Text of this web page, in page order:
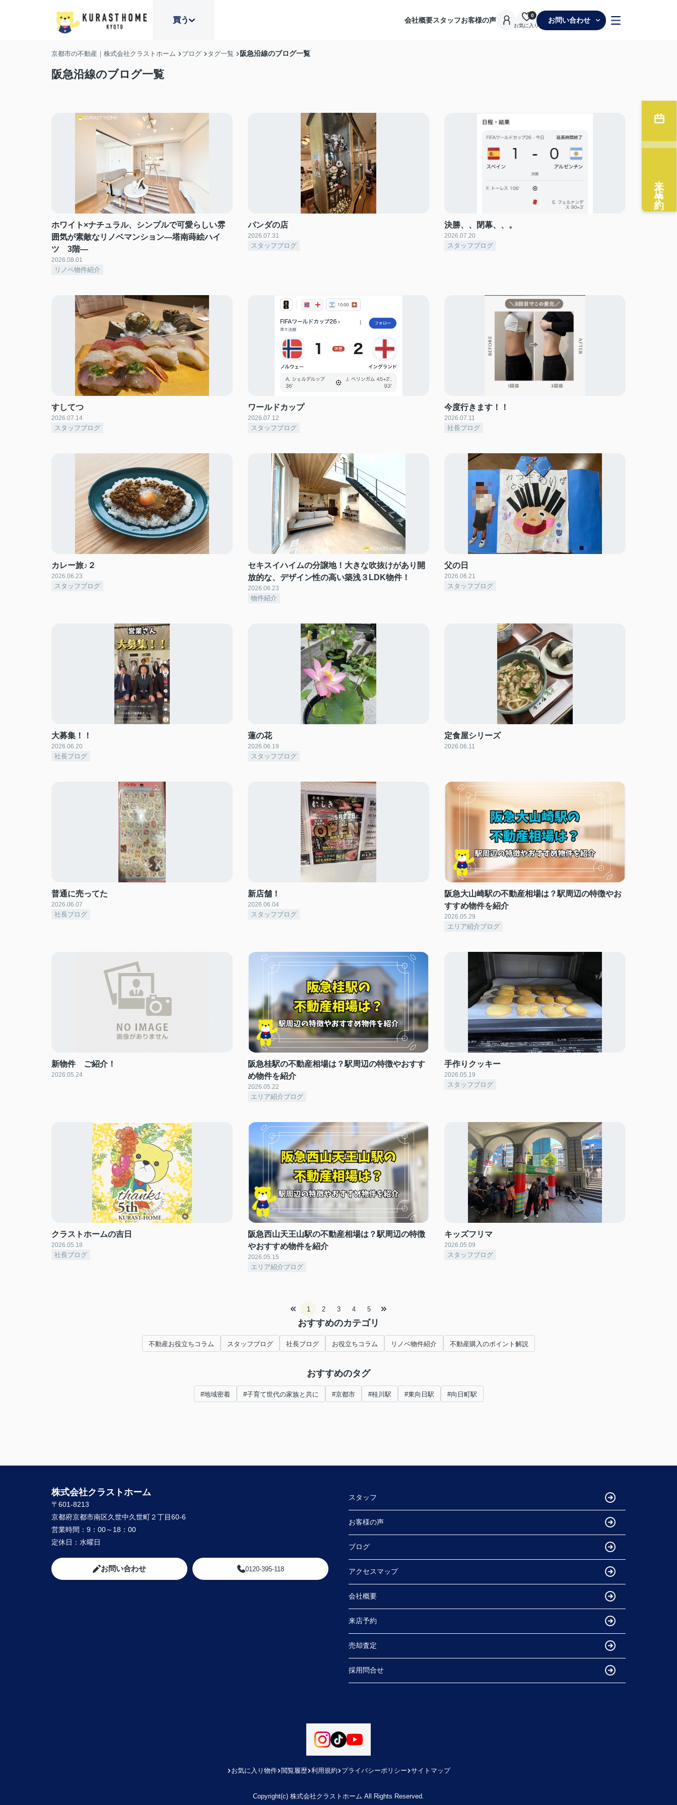
買う 会社概要スタッフお客様の声
お気に入り
0
お問い合わせ
京都市の不動産｜株式会社クラストホーム ブログ タグ一覧 阪急沿線のブログ一覧
阪急沿線のブログ一覧
ホワイト×ナチュラル、シンプルで可愛らしい雰
囲気が素敵なリノベマンション―塔南蒔絵ハイ
ツ 3階―
2026.08.01
リノベ物件紹介
パンダの店
2026.07.31
スタッフブログ
決勝、、閉幕、、。
2026.07.20
スタッフブログ
すしてつ
2026.07.14
スタッフブログ
ワールドカップ
2026.07.12
スタッフブログ
今度行きます！！
2026.07.11
社長ブログ
カレー旅♪２
2026.06.23
スタッフブログ
セキスイハイムの分譲地！大きな吹抜けがあり開
放的な、デザイン性の高い築浅３LDK物件！
2026.06.23
物件紹介
父の日
2026.06.21
スタッフブログ
大募集！！
2026.06.20
社長ブログ
蓮の花
2026.06.19
スタッフブログ
定食屋シリーズ
2026.06.11
普通に売ってた
2026.06.07
社長ブログ
新店舗！
2026.06.04
スタッフブログ
阪急大山崎駅の不動産相場は？駅周辺の特徴やお
すすめ物件を紹介
2026.05.29
エリア紹介ブログ
新物件 ご紹介！
2026.05.24
阪急桂駅の不動産相場は？駅周辺の特徴やおすす
め物件を紹介
2026.05.22
エリア紹介ブログ
手作りクッキー
2026.05.19
スタッフブログ
クラストホームの吉日
2026.05.18
社長ブログ
阪急西山天王山駅の不動産相場は？駅周辺の特徴
やおすすめ物件を紹介
2026.05.15
エリア紹介ブログ
キッズフリマ
2026.05.09
スタッフブログ
1 2 3 4 5
おすすめのカテゴリ
不動産お役立ちコラム スタッフブログ 社長ブログ お役立ちコラム リノベ物件紹介 不動産購入のポイント解説
おすすめのタグ
#地域密着 #子育て世代の家族と共に #京都市 #桂川駅 #東向日駅 #向日町駅
来店予約
株式会社クラストホーム
〒601-8213
京都府京都市南区久世中久世町２丁目60-6
営業時間： 9：00～18：00
定休日： 水曜日
お問い合わせ 0120-395-118
スタッフ
お客様の声
ブログ
アクセスマップ
会社概要
来店予約
売却査定
採用問合せ
お気に入り物件 閲覧履歴 利用規約 プライバシーポリシー サイトマップ
Copyright(c) 株式会社クラストホーム All Rights Reserved.